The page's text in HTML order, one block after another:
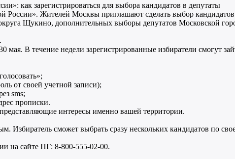
как зарегистрироваться для выбора кандидатов в депутаты
России». Жителей Москвы приглашают сделать выбор
Щукино, дополнительных выборы депутатов Московской
мая. В течение недели зарегистрированные избиратели смогут
от своей учетной записи);
sms;
прописки.
интересы именно вашей территории.
Избиратель сможет выбрать сразу нескольких кандидатов по
на сайте ПГ: 8-800-555-02-00.